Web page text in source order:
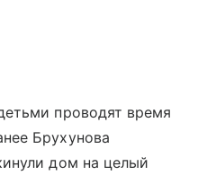
проводят время
Брухунова
дом на целый